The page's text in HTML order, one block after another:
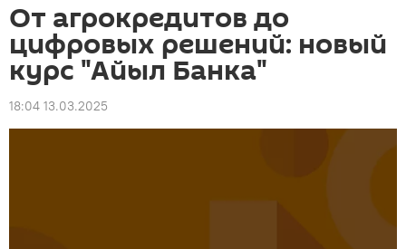
От агрокредитов до
цифровых решений: новый
курс "Айыл Банка"
18:04 13.03.2025